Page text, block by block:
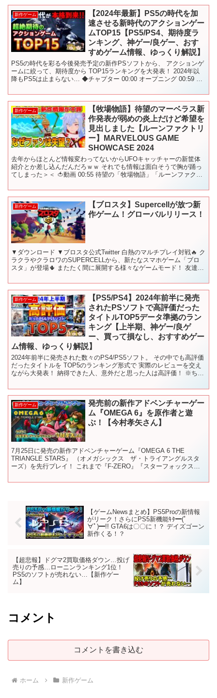
新作ゲーム
【2024年最新】PS5の時代を加
速させる新時代のアクションゲー
ムTOP15【PS5/PS4、期待度ラ
ンキング、神ゲー/良ゲー、おす
すめゲーム情報、ゆっくり解説】
PS5の時代を彩る今後発売予定の新作PSソフトから、 アクションゲ
ームに絞って、期待度から TOP15ランキングを大発表！ 2024年以
降もPS5は止まらない… ◆チャプター 00:00 オープニング 00:59 15
新作ゲーム
【牧場物語】待望のマーベラス新
作発表が弱めの炎上だけど希望を
見出しました【ルーンファクトリ
ー】MARVELOUS GAME
SHOWCASE 2024
去年からほとんど情報変わってないからUFOキャッチャーの新筐体
紹介とか差し込んだんだろｗｗ それでも情報は面白そうで胸が踊っ
てしまった＞＜ 🍅動画 00:55 待望の「牧場物語」「ルーンファクト
新作ゲーム
【ブロスタ】Supercellが放つ新
作ゲーム！グローバルリリース！
▼ダウンロード ▼ブロスタ公式Twitter 白熱のマルチプレイ対戦🔥 ク
ラクラやクラロワのSUPERCELLから、新たなスマホゲーム「ブロ
スタ」が登場🌵 またたく間に展開する様々なゲームモード！ 友達と
新作ゲーム
【PS5/PS4】2024年前半に発売
されたPSソフトで高評価だった
タイトルTOP5データ準拠のラン
キング【上半期、神ゲー/良ゲ
ー、買って損なし、おすすめゲー
ム情報、ゆっくり解説】
2024年前半に発売された数々のPS4/PS5ソフト。 その中でも高評価
だったタイトルを TOP5のランキング形式で 実際のレビューを交え
ながら大発表！ 納得できた人、意外だと思った人は高評価！ ※ちな
新作ゲーム
発売前の新作アドベンチャーゲー
ム『OMEGA 6』を原作者と遊
ぶ！【今村孝矢さん】
7月25日に発売の新作アドベンチャーゲーム『OMEGA 6 THE
TRIANGLE STARS』 （オメガシックス ザ・トライアングルスタ
ーズ）を先行プレイ！ これまで『F-ZERO』『スターフォックス』
【ゲームNewsまとめ】PS5Proの新情報
がリーク！さらにPS5新機能ｷﾀ━(ﾟ
∀ﾟ)━!! GTA6は〇〇に！？ デイズゴーン
新作くる！？
【超悲報】ドグマ2買取価格ダウン…投げ
売りの予感…ローニンランキング1位！
PS5のソフトが売れない…【新作ゲー
ム】
コメント
コメントを書き込む
ホーム 新作ゲーム